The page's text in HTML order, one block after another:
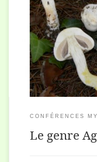
Document de synthèse
CONFÉRENCES
Le genre